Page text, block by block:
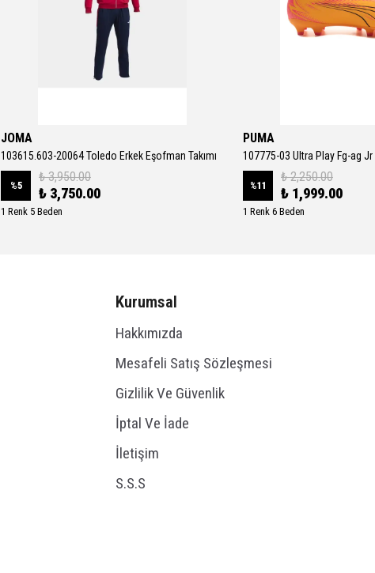
JOMA
103615.603-20064 Toledo Erkek Eşofman Takımı
%5
₺ 3,950.00
₺ 3,750.00
1 Renk 5 Beden
PUMA
%11
₺ 2,250.00
₺ 1,999.00
1 Renk 6 Beden
Kurumsal
Hakkımızda
Mesafeli Satış Sözleşmesi
Gizlilik Ve Güvenlik
İptal Ve İade
İletişim
S.S.S